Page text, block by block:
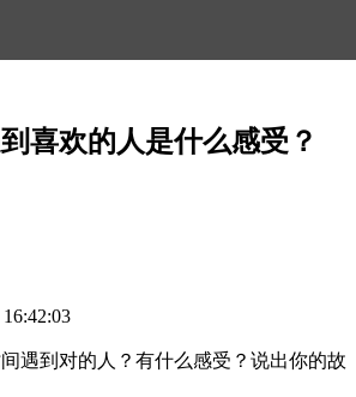
喜欢的人是什么感受？
遇到对的人？有什么感受？说出你的故